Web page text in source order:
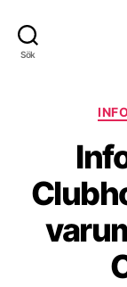
Sök